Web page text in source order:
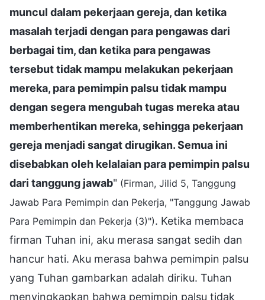
muncul dalam pekerjaan gereja, dan ketika
masalah terjadi dengan para pengawas dari
berbagai tim, dan ketika para pengawas
tersebut tidak mampu melakukan pekerjaan
mereka, para pemimpin palsu tidak mampu
dengan segera mengubah tugas mereka atau
memberhentikan mereka, sehingga pekerjaan
gereja menjadi sangat dirugikan. Semua ini
disebabkan oleh kelalaian para pemimpin palsu
dari tanggung jawab" (Firman, Jilid 5, Tanggung
Jawab Para Pemimpin dan Pekerja, "Tanggung Jawab
Para Pemimpin dan Pekerja (3)"). Ketika membaca
firman Tuhan ini, aku merasa sangat sedih dan
hancur hati. Aku merasa bahwa pemimpin palsu
yang Tuhan gambarkan adalah diriku. Tuhan
menyingkapkan bahwa pemimpin palsu tidak